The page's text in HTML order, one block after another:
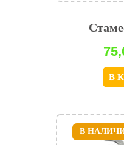
В
В